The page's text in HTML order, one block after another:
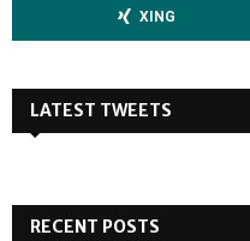
XING
LATEST TWEETS
RECENT POSTS